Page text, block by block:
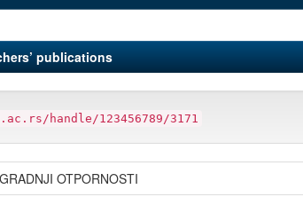
publications
handle/123456789/3171
OTPORNOSTI